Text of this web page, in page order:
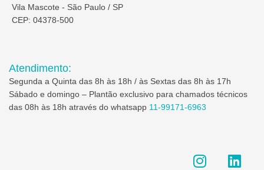
Vila Mascote - São Paulo / SP
CEP: 04378-500
Atendimento:
Segunda a Quinta das 8h às 18h / às Sextas das 8h às 17h
Sábado e domingo – Plantão exclusivo para chamados técnicos
das 08h às 18h através do whatsapp 11-99171-6963
n
i